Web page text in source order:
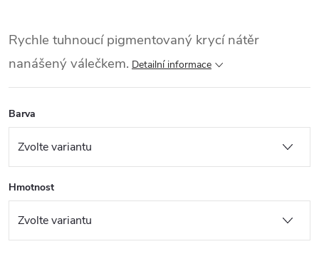
Rychle tuhnoucí pigmentovaný krycí nátěr
nanášený válečkem. Detailní informace
Barva
Hmotnost